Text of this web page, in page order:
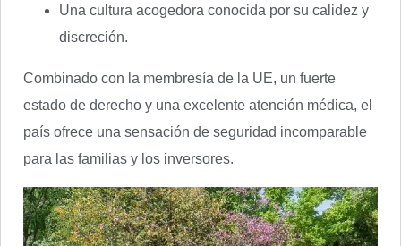
Una cultura acogedora conocida por su calidez y
discreción.
Combinado con la membresía de la UE, un fuerte
estado de derecho y una excelente atención médica, el
país ofrece una sensación de seguridad incomparable
para las familias y los inversores.